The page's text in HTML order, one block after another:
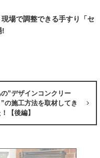
場で調整できる手すり「セ
!
の”デザインコンクリー
”の施工方法を取材してき
【後編】